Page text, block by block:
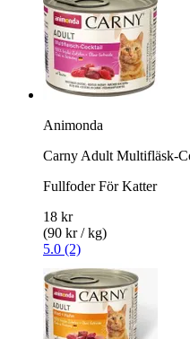
Animonda
Carny Adult Multifläsk-
Fullfoder För Katter
18 kr
(90 kr / kg)
5.0 (2)